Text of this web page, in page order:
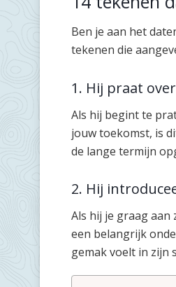
Ben je aan het
tekenen die
1. Hij praat
Als hij begint te
jouw toekomst, is
de lange termijn
2. Hij
Als hij je graag
een belangrijk
gemak voelt in zijn